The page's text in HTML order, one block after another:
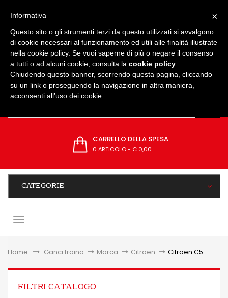
CARRELLO DELLA SPESA
0 ARTICOLO- € 0,00
CATEGORIE
navigazione
Home &gt;Ganci traino > Marca > Citroen > Citroen C5
FILTRI CATALOGO
×
Informativa
Questo sito o gli strumenti terzi da questo utilizzati si avvalgono
di cookie necessari al funzionamento ed utili alle finalità illustrate
nella cookie policy. Se vuoi saperne di più o negare il consenso
a tutti o ad alcuni cookie, consulta la cookie policy
Chiudendo questo banner, scorrendo questa pagina, cliccando
su un link o proseguendo la navigazione in altra maniera,
acconsenti all’uso dei cookie.